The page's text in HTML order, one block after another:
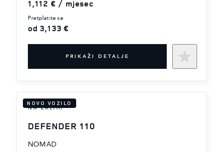
1,112 € / mjesec
pretplatite se
od 3,133 €
PRIKAŽI DETALJE
NOVO VOZILO
NA ZALIHI
DEFENDER 110
NOMAD